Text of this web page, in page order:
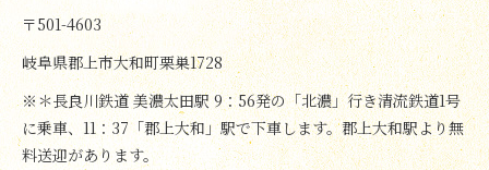
〒501-4603
岐阜県郡上市大和町栗巣1728
※＊長良川鉄道 美濃太田駅 9：56発の「北濃」行き清流鉄道1号
に乗車、11：37「郡上大和」駅で下車します。郡上大和駅より無
料送迎があります。